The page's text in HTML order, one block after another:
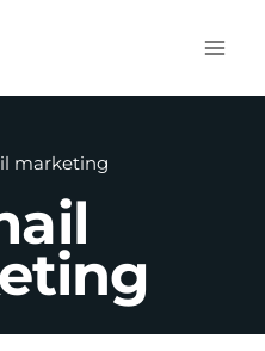
marketing